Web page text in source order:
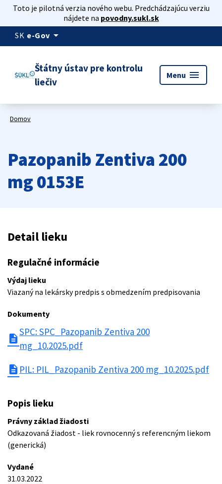
Toto je pilotná verzia nového webu. Predchádzajúcu verziu
nájdete na povodny.sukl.sk
SK e-Gov arrow_drop_down
Štátny ústav pre kontrolu
liečiv
Menu menu
Domov
Pazopanib Zentiva 200
mg 0153E
Detail lieku
Regulačné informácie
Výdaj lieku
Viazaný na lekársky predpis s obmedzením predpisovania
Dokumenty
description
SPC: SPC_Pazopanib Zentiva 200
mg_10.2025.pdf
description PIL: PIL_Pazopanib Zentiva 200 mg_10.2025.pdf
Popis lieku
Právny základ žiadosti
Odkazovaná žiadost - liek rovnocenný s referencným liekom
(generická)
Vydané
31.03.2022